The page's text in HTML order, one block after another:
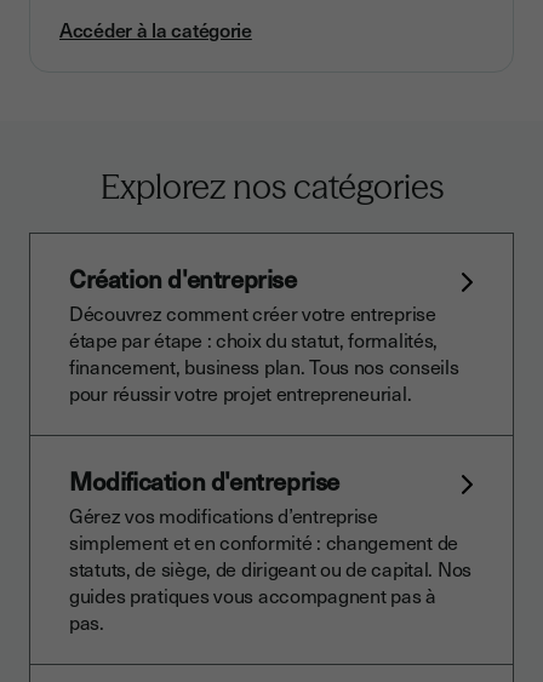
Accéder à la catégorie
Explorez nos catégories
Création d'entreprise
Découvrez comment créer votre entreprise
étape par étape : choix du statut, formalités,
financement, business plan. Tous nos conseils
pour réussir votre projet entrepreneurial.
Modification d'entreprise
Gérez vos modifications d’entreprise
simplement et en conformité : changement de
statuts, de siège, de dirigeant ou de capital. Nos
guides pratiques vous accompagnent pas à
pas.